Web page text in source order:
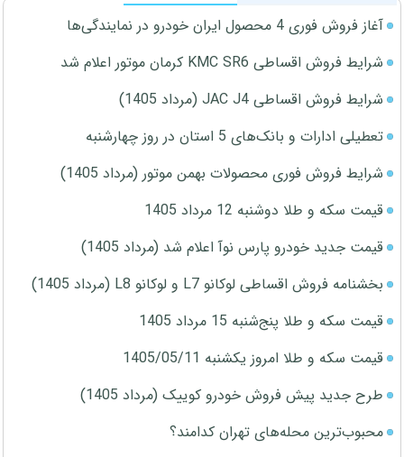
آغاز فروش فوری 4 محصول ایران خودرو در نمایندگی‌ها
شرایط فروش اقساطی KMC SR6 کرمان موتور اعلام شد
شرایط فروش اقساطی JAC J4 (مرداد 1405)
تعطیلی ادارات و بانک‌های 5 استان در روز چهارشنبه
شرایط فروش فوری محصولات بهمن موتور (مرداد 1405)
قیمت سکه و طلا دوشنبه 12 مرداد 1405
قیمت جدید خودرو پارس نوآ اعلام شد (مرداد 1405)
بخشنامه فروش اقساطی لوکانو L7 و لوکانو L8 (مرداد 1405)
قیمت سکه و طلا پنج‌شنبه 15 مرداد 1405
قیمت سکه و طلا امروز یکشنبه 1405/05/11
طرح جدید پیش فروش خودرو کوییک (مرداد 1405)
محبوب‌ترین محله‌های تهران کدامند؟